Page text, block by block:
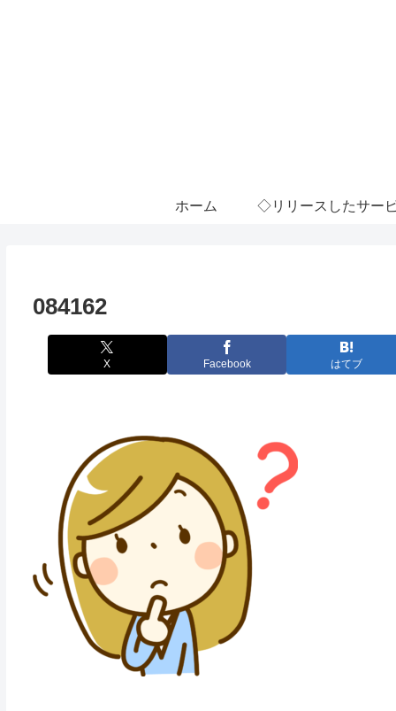
ホーム ◇リリースしたサー
084162
X Facebook はてブ